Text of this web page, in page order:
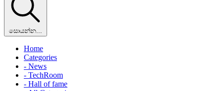
සොයන්න...
Home
Categories
- News
- TechRoom
- Hall of fame